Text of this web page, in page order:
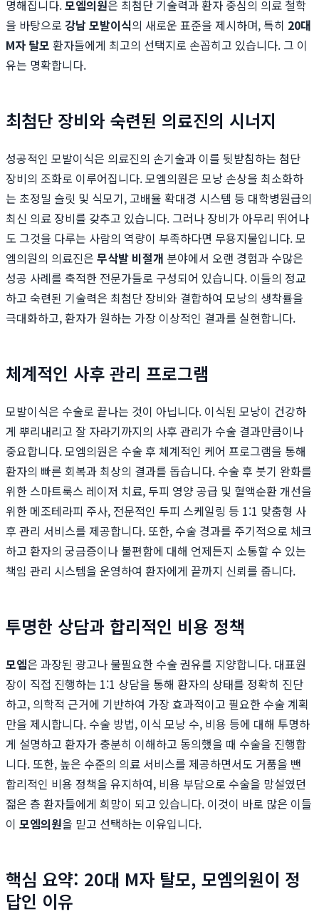
명해집니다.모엠의원은 최첨단 기술력과 환자 중심의 의료 철학
을 바탕으로 강남 모발이식의 새로운 표준을 제시하며, 특히 20대
M자 탈모 환자들에게 최고의 선택지로 손꼽히고 있습니다. 그 이
유는 명확합니다.
최첨단 장비와 숙련된 의료진의 시너지
성공적인 모발이식은 의료진의 손기술과 이를 뒷받침하는 첨단
장비의 조화로 이루어집니다. 모엠의원은 모낭 손상을 최소화하
는 초정밀 슬릿 및 식모기, 고배율 확대경 시스템 등 대학병원급의
최신 의료 장비를 갖추고 있습니다. 그러나 장비가 아무리 뛰어나
도 그것을 다루는 사람의 역량이 부족하다면 무용지물입니다. 모
엠의원의 의료진은 무삭발 비절개 분야에서 오랜 경험과 수많은
성공 사례를 축적한 전문가들로 구성되어 있습니다. 이들의 정교
하고 숙련된 기술력은 최첨단 장비와 결합하여 모낭의 생착률을
극대화하고, 환자가 원하는 가장 이상적인 결과를 실현합니다.
체계적인 사후 관리 프로그램
모발이식은 수술로 끝나는 것이 아닙니다. 이식된 모낭이 건강하
게 뿌리내리고 잘 자라기까지의 사후 관리가 수술 결과만큼이나
중요합니다. 모엠의원은 수술 후 체계적인 케어 프로그램을 통해
환자의 빠른 회복과 최상의 결과를 돕습니다. 수술 후 붓기 완화를
위한 스마트룩스 레이저 치료, 두피 영양 공급 및 혈액순환 개선을
위한 메조테라피 주사, 전문적인 두피 스케일링 등 1:1 맞춤형 사
후 관리 서비스를 제공합니다. 또한, 수술 경과를 주기적으로 체크
하고 환자의 궁금증이나 불편함에 대해 언제든지 소통할 수 있는
책임 관리 시스템을 운영하여 환자에게 끝까지 신뢰를 줍니다.
투명한 상담과 합리적인 비용 정책
모엠은 과장된 광고나 불필요한 수술 권유를 지양합니다. 대표원
장이 직접 진행하는 1:1 상담을 통해 환자의 상태를 정확히 진단
하고, 의학적 근거에 기반하여 가장 효과적이고 필요한 수술 계획
만을 제시합니다. 수술 방법, 이식 모낭 수, 비용 등에 대해 투명하
게 설명하고 환자가 충분히 이해하고 동의했을 때 수술을 진행합
니다. 또한, 높은 수준의 의료 서비스를 제공하면서도 거품을 뺀
합리적인 비용 정책을 유지하여, 비용 부담으로 수술을 망설였던
젊은 층 환자들에게 희망이 되고 있습니다. 이것이 바로 많은 이들
이 모엠의원을 믿고 선택하는 이유입니다.
핵심 요약: 20대 M자 탈모, 모엠의원이 정
답인 이유